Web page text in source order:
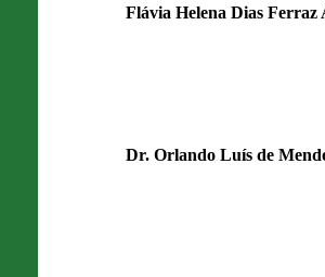
Flávia Helena Dias
Dr. Orlando Luís de